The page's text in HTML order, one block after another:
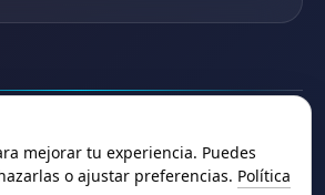
Todos los derechos
mejorar tu experiencia. Puedes
o ajustar preferencias. Política